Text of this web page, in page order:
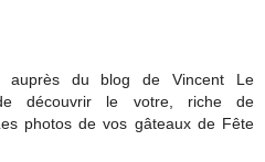
auprès du blog de Vincent Le
découvrir le votre, riche de
photos de vos gâteaux de Fête